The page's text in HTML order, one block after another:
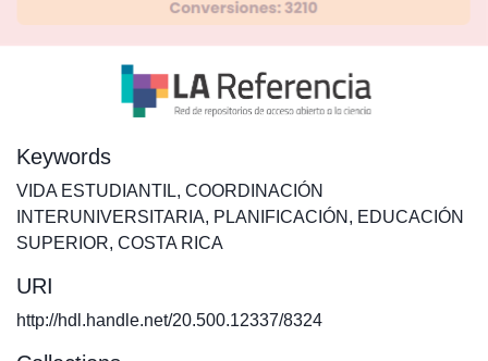
Keywords
VIDA ESTUDIANTIL, COORDINACIÓN
INTERUNIVERSITARIA, PLANIFICACIÓN , EDUCACIÓN
SUPERIOR, COSTA RICA
URI
http://hdl.handle.net/20.500.12337/8324